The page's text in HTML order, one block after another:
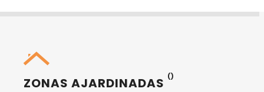
ZONAS AJARDINADAS ()